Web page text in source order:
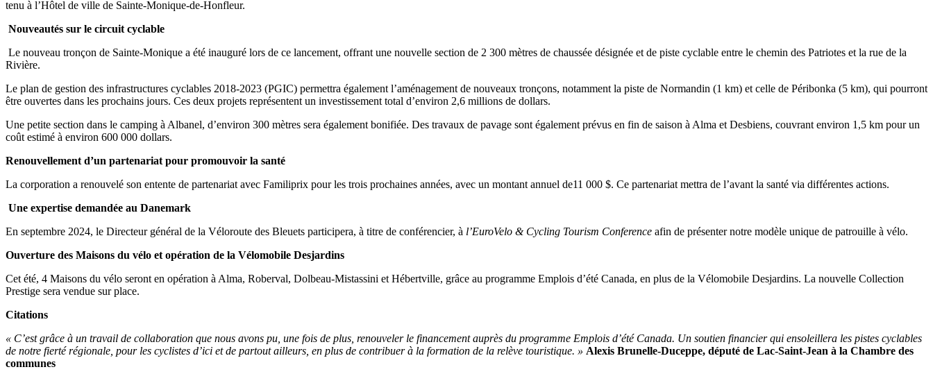
tenu à l’Hôtel de ville de Sainte-Monique-de-Honfleur.
Nouveautés sur le circuit cyclable
Le nouveau tronçon de Sainte-Monique a été inauguré lors de ce lancement, offrant une nouvelle section de 2 300 mètres de chaussée désignée et de piste cyclable entre le chemin des Patriotes et la rue de la
Rivière.
Le plan de gestion des infrastructures cyclables 2018-2023 (PGIC) permettra également l’aménagement de nouveaux tronçons, notamment la piste de Normandin (1 km) et celle de Péribonka (5 km), qui pourront
être ouvertes dans les prochains jours. Ces deux projets représentent un investissement total d’environ 2,6 millions de dollars.
Une petite section dans le camping à Albanel, d’environ 300 mètres sera également bonifiée. Des travaux de pavage sont également prévus en fin de saison à Alma et Desbiens, couvrant environ 1,5 km pour un
coût estimé à environ 600 000 dollars.
Renouvellement d’un partenariat pour promouvoir la santé
La corporation a renouvelé son entente de partenariat avec Familiprix pour les trois prochaines années, avec un montant annuel de11 000 $. Ce partenariat mettra de l’avant la santé via différentes actions.
Une expertise demandée au Danemark
En septembre 2024, le Directeur général de la Véloroute des Bleuets participera, à titre de conférencier, à l’EuroVelo & Cycling Tourism Conference afin de présenter notre modèle unique de patrouille à vélo.
Ouverture des Maisons du vélo et opération de la Vélomobile Desjardins
Cet été, 4 Maisons du vélo seront en opération à Alma, Roberval, Dolbeau-Mistassini et Hébertville, grâce au programme Emplois d’été Canada, en plus de la Vélomobile Desjardins. La nouvelle Collection
Prestige sera vendue sur place.
Citations
« C’est grâce à un travail de collaboration que nous avons pu, une fois de plus, renouveler le financement auprès du programme Emplois d’été Canada. Un soutien financier qui ensoleillera les pistes cyclables
de notre fierté régionale, pour les cyclistes d’ici et de partout ailleurs, en plus de contribuer à la formation de la relève touristique. » Alexis Brunelle-Duceppe, député de Lac-Saint-Jean à la Chambre des
communes